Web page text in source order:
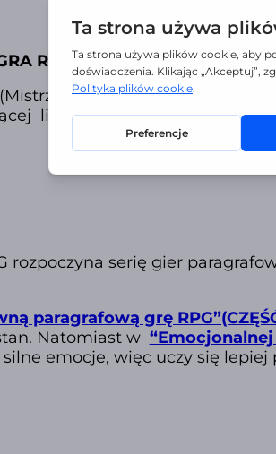
RPG SKŁADA SIĘ Z:
Gry),
list wprowadzający w
rozpoczyna serię gier
paragrafową grę
Natomiast w “Emocjonalnej
emocje, więc uczy się